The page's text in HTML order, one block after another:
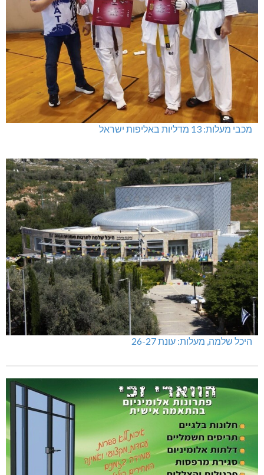
מכבי מעלות: 13 מדליות באליפות ישראל
היכל שלמה, מעלות: עונת 26-27